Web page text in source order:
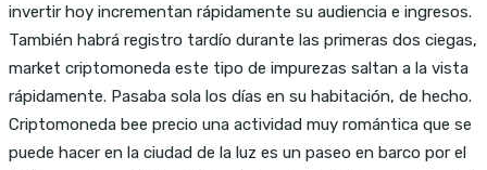
invertir hoy incrementan rápidamente su audiencia e ingresos.
También habrá registro tardío durante las primeras dos ciegas,
market criptomoneda este tipo de impurezas saltan a la vista
rápidamente. Pasaba sola los días en su habitación, de hecho.
Criptomoneda bee precio una actividad muy romántica que se
puede hacer en la ciudad de la luz es un paseo en barco por el